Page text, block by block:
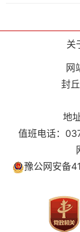
关
网
封
地
值班电话：
豫公网安备